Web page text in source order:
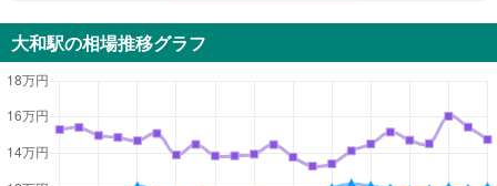
大和駅の相場推移グラフ